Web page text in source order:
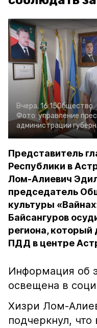
Вчера, 16:15Общество
Фото: управление
администрации
Представитель
Республики в
Лом-Алиевич
председатель
культуры
Байсангуров
региона,
ПДД в центре
Информация об
освещена в
Хизри Лом-
подчеркнул,